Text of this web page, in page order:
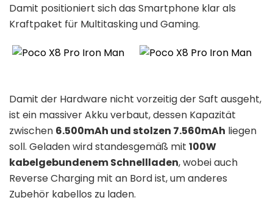
Damit positioniert sich das Smartphone klar als
Kraftpaket für Multitasking und Gaming.
Damit der Hardware nicht vorzeitig der Saft ausgeht,
ist ein massiver Akku verbaut, dessen Kapazität
zwischen 6.500mAh und stolzen 7.560mAh liegen
soll. Geladen wird standesgemäß mit 100W
kabelgebundenem Schnellladen, wobei auch
Reverse Charging mit an Bord ist, um anderes
Zubehör kabellos zu laden.